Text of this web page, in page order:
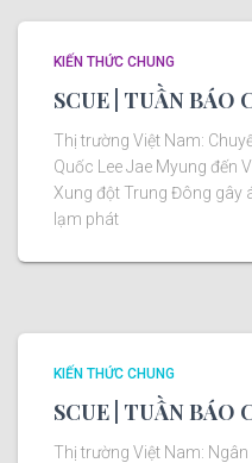
KIẾN THỨC CHUNG
SCUE | TUẦN BÁO
Thị trường Việt Nam:
Quốc Lee Jae Myung đến
Xung đột Trung Đông gây
lạm phát
KIẾN THỨC CHUNG
SCUE | TUẦN BÁO
Thị trường Việt Nam: